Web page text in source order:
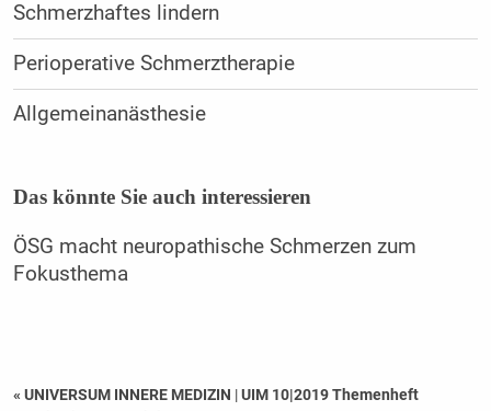
Schmerzhaftes lindern
Perioperative Schmerztherapie
Allgemeinanästhesie
Das könnte Sie auch interessieren
ÖSG macht neuropathische Schmerzen zum
Fokusthema
« UNIVERSUM INNERE MEDIZIN |UIM 10|2019 Themenheft